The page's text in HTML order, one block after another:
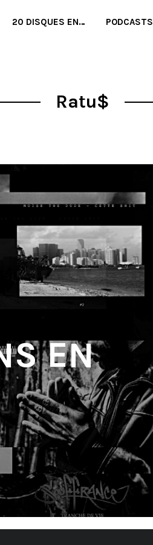
20 DISQUES EN… PODCASTS
Ratu$
EN